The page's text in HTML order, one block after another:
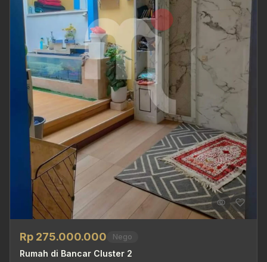
Rp 275.000.000 Nego
Rumah di Bancar Cluster 2